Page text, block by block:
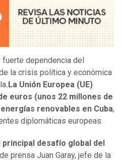
fuerte dependencia del
la crisis política y económica
.La Unión Europea (UE)
euros (unos 22 millones de
renovables en Cuba,
diplomáticas europeas.
desafío global del
prensa Juan Garay, jefe de la